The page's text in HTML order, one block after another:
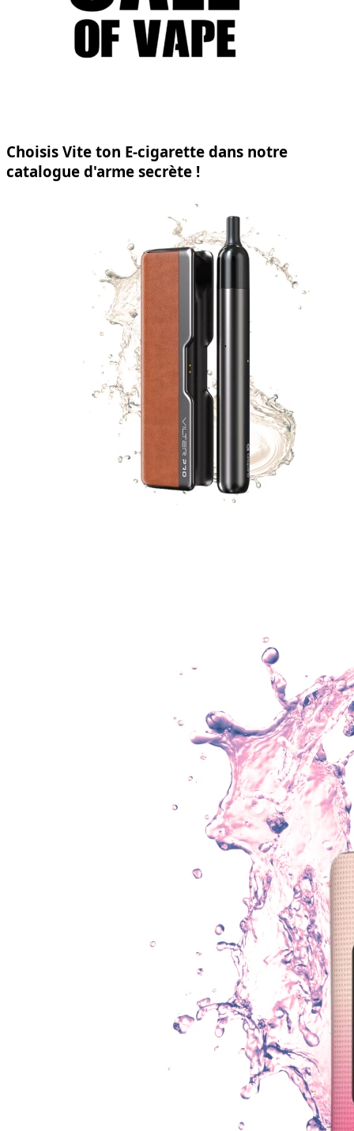
Choisis Vite ton E-cigarette dans notre
catalogue d'arme secrète !